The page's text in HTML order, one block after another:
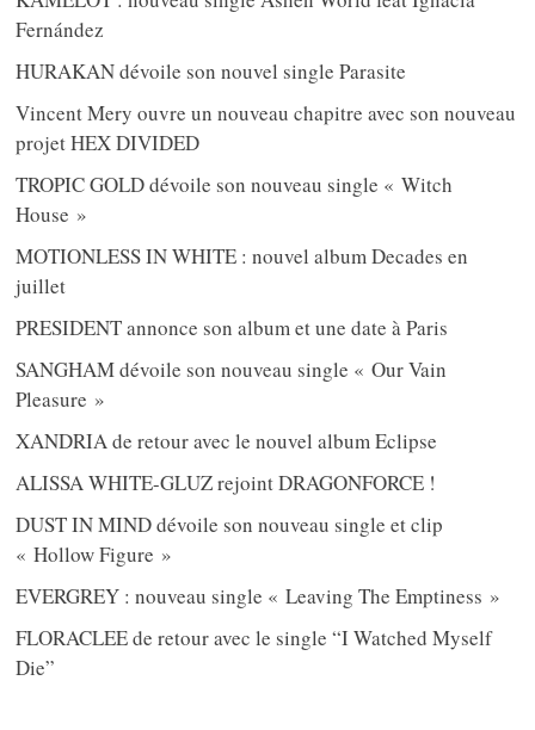
Fernández
HURAKAN dévoile son nouvel single Parasite
Vincent Mery ouvre un nouveau chapitre avec son nouveau
projet HEX DIVIDED
TROPIC GOLD dévoile son nouveau single « Witch
House »
MOTIONLESS IN WHITE : nouvel album Decades en
juillet
PRESIDENT annonce son album et une date à Paris
SANGHAM dévoile son nouveau single « Our Vain
Pleasure »
XANDRIA de retour avec le nouvel album Eclipse
ALISSA WHITE-GLUZ rejoint DRAGONFORCE !
DUST IN MIND dévoile son nouveau single et clip
« Hollow Figure »
EVERGREY : nouveau single « Leaving The Emptiness »
FLORACLEE de retour avec le single “I Watched Myself
Die”